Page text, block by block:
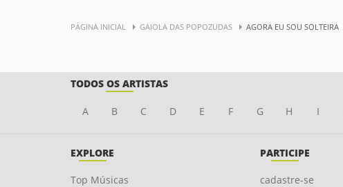
PÁGINA INICIAL GAIOLA DAS POPOZUDAS AGORA EU SOU SOLTEIRA
TODOS OS ARTISTAS
A B C D E F G H I
EXPLORE
Top Músicas
PARTICIPE
cadastre-se